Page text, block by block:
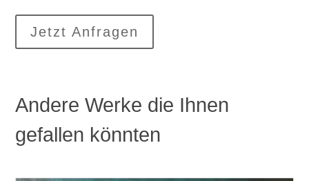
Jetzt Anfragen
Andere Werke die Ihnen
gefallen könnten